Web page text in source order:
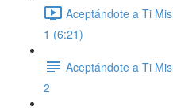
Aceptándote a Ti
1 (6:21)
Aceptándote a Ti
2